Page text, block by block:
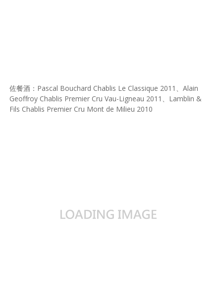
佐餐酒：Pascal Bouchard Chablis Le Classique 2011、Alain
Geoffroy Chablis Premier Cru Vau-Ligneau 2011、Lamblin &
Fils Chablis Premier Cru Mont de Milieu 2010